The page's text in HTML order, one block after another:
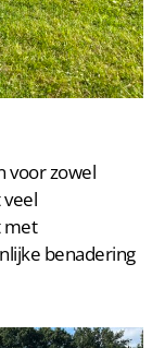
voor zowel
met
benadering